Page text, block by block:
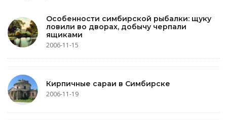
Особенности симбирской рыбалки: щуку
ловили во дворах, добычу черпали
ящиками
2006-11-15
Кирпичные сараи в Симбирске
2006-11-19